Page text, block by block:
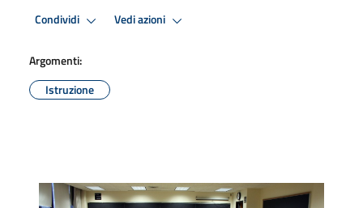
Condividi Vedi azioni
Argomenti:
Istruzione